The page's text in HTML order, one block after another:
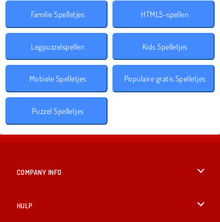
Familie Spelletjes HTML5-spellen
Legpuzzelspellen Kids Spelletjes
Mobiele Spelletjes Populaire gratis Spelletjes
Puzzel Spelletjes
COMPANY INFO
HULP